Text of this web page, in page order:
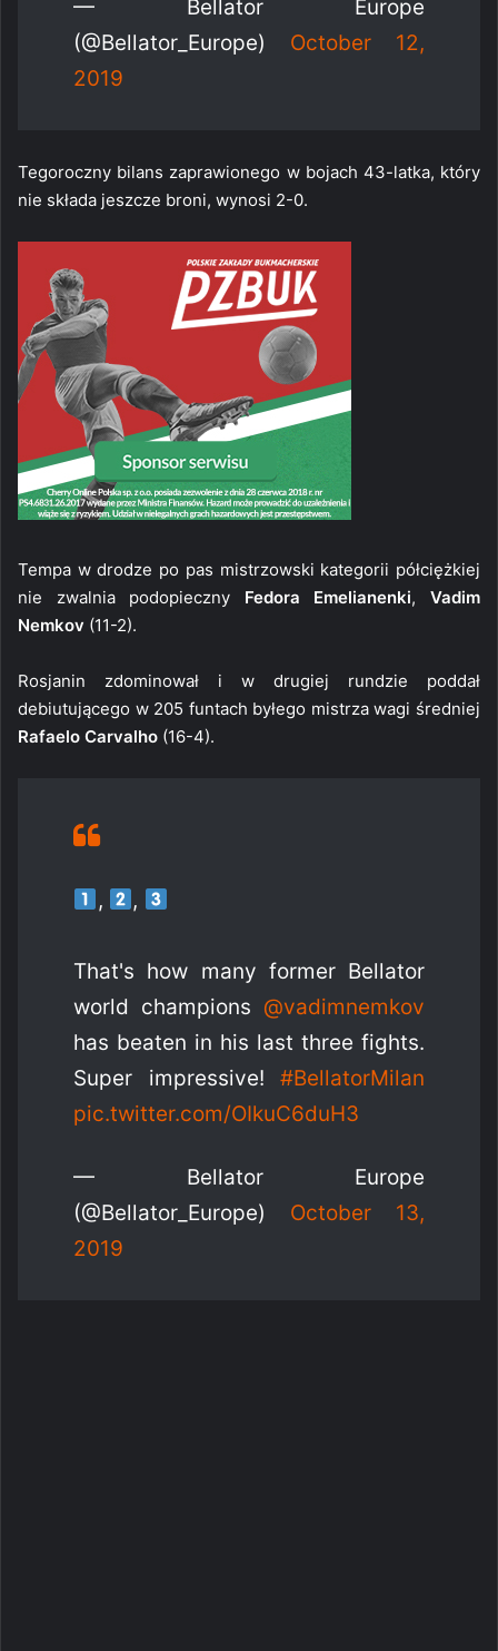
— Bellator Europe
(@Bellator_Europe) October 12,
2019
Tegoroczny bilans zaprawionego w bojach 43-latka, który
nie składa jeszcze broni, wynosi 2-0.
Tempa w drodze po pas mistrzowski kategorii półciężkiej
nie zwalnia podopieczny Fedora Emelianenki,Vadim
Nemkov (11-2).
Rosjanin zdominował i w drugiej rundzie poddał
debiutującego w 205 funtach byłego mistrza wagi średniej
Rafaelo Carvalho (16-4).
,
,
That's how many former Bellator
world champions @vadimnemkov
has beaten in his last three fights.
Super impressive! #BellatorMilan
pic.twitter.com/OIkuC6duH3
— Bellator Europe
(@Bellator_Europe) October 13,
2019